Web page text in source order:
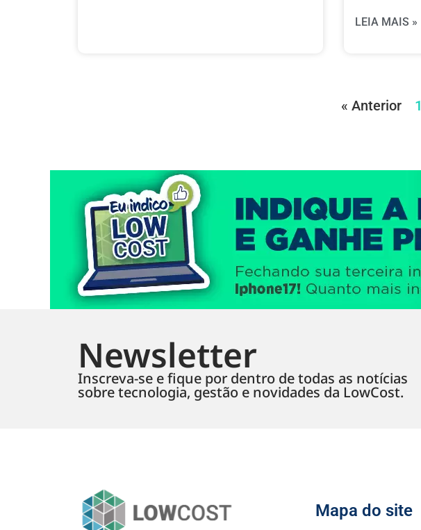
LEIA MAIS »
« Anterior 1
Newsletter
Inscreva-se e fique por dentro de todas as notícias
sobre tecnologia, gestão e novidades da LowCost.
Mapa do site